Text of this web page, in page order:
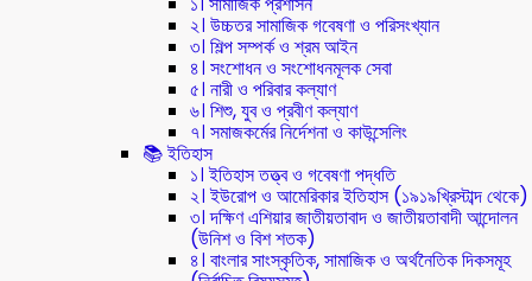
২। উচ্চতর সামাজিক গবেষণা ও পরিসংখ্যান
৩। শিল্প সম্পর্ক ও শ্রম আইন
৪। সংশোধন ও সংশোধনমূলক সেবা
৫। নারী ও পরিবার কল্যাণ
৬। শিশু, যুব ও প্রবীণ কল্যাণ
৭। সমাজকর্মের নির্দেশনা ও কাউন্সেলিং
📚 ইতিহাস
১। ইতিহাস তত্ত্ব ও গবেষণা পদ্ধতি
২। ইউরোপ ও আমেরিকার ইতিহাস (১৯১৯খ্রিস্টাব্দ থেকে)
৩। দক্ষিণ এশিয়ার জাতীয়তাবাদ ও জাতীয়তাবাদী আন্দোলন
(উনিশ ও বিশ শতক)
৪। বাংলার সাংস্কৃতিক, সামাজিক ও অর্থনৈতিক দিকসমূহ